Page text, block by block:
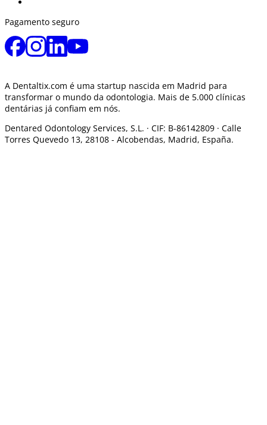
Pagamento seguro
A Dentaltix.com é uma startup nascida em Madrid para
transformar o mundo da odontologia. Mais de 5.000 clínicas
dentárias já confiam em nós.
Dentared Odontology Services, S.L. · CIF: B-86142809 · Calle
Torres Quevedo 13, 28108 - Alcobendas, Madrid, España.